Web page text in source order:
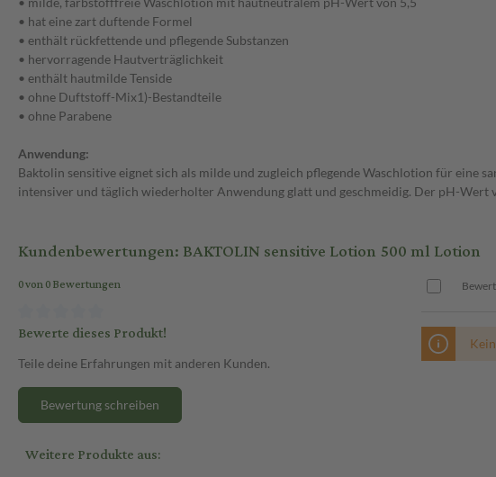
• hat eine zart duftende Formel
• enthält rückfettende und pflegende Substanzen
• hervorragende Hautverträglichkeit
• enthält hautmilde Tenside
• ohne Duftstoff-Mix1)-Bestandteile
• ohne Parabene
Anwendung:
Baktolin sensitive eignet sich als milde und zugleich pflegende Waschlotion für eine
intensiver und täglich wiederholter Anwendung glatt und geschmeidig. Der pH-Wert
Kundenbewertungen: BAKTOLIN sensitive Lotion 500 ml Lotion
0 von 0 Bewertungen
Bewerte dieses Produkt!
Teile deine Erfahrungen mit anderen Kunden.
Bewertung schreiben
Weitere Produkte aus: